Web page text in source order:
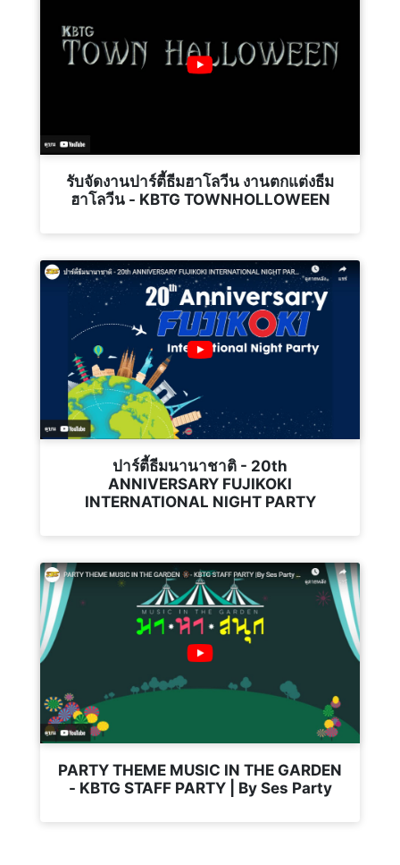
รับจัดงานปาร์ตี้ธีมฮาโลวีน งานตกแต่งธีม
ฮาโลวีน - KBTG TOWNHOLLOWEEN
ปาร์ตี้ธีมนานาชาติ - 20th
ANNIVERSARY FUJIKOKI
INTERNATIONAL NIGHT PARTY
PARTY THEME MUSIC IN THE GARDEN
- KBTG STAFF PARTY | By Ses Party